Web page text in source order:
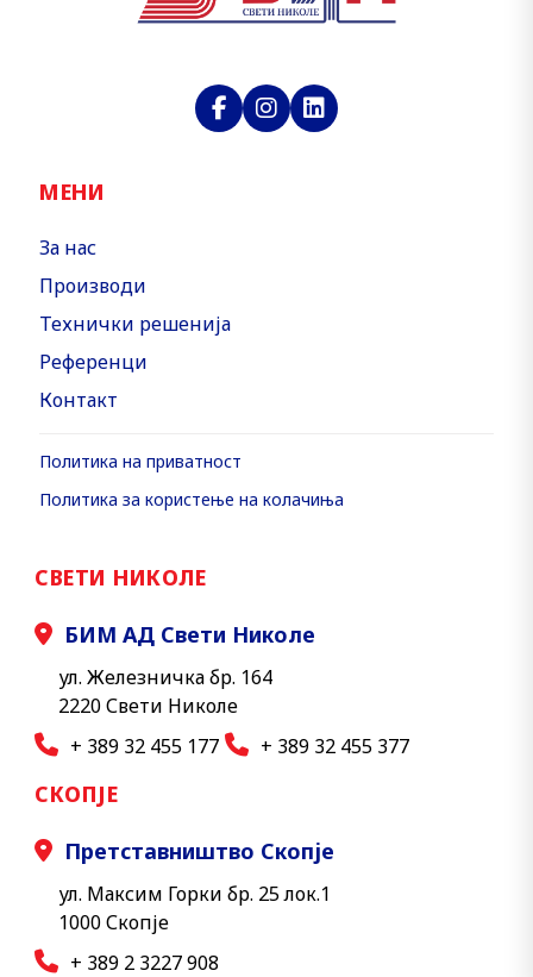
МЕНИ
За нас
Производи
Технички решенија
Референци
Контакт
Политика на приватност
Политика за користење на колачиња
СВЕТИ НИКОЛЕ
БИМ АД Свети Николе
ул. Железничка бр. 164
2220 Свети Николе
+ 389 32 455 177
+ 389 32 455 377
СКОПЈЕ
Претставништво Скопје
ул. Максим Горки бр. 25 лок.1
1000 Скопје
+ 389 2 3227 908